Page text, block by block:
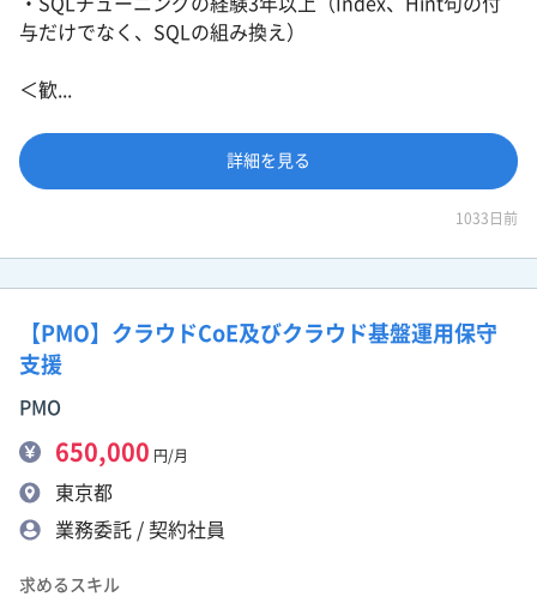
与だけでなく、SQLの組み換え）
＜歓...
詳細を見る
1033日前
【PMO】クラウドCoE及びクラウド基盤運用保守
支援
PMO
650,000 円/月
東京都
業務委託 / 契約社員
求めるスキル